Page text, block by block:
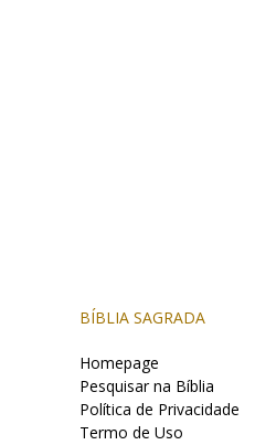
BÍBLIA SAGRADA
Homepage
Pesquisar na Bíblia
Política de Privacidade
Termo de Uso